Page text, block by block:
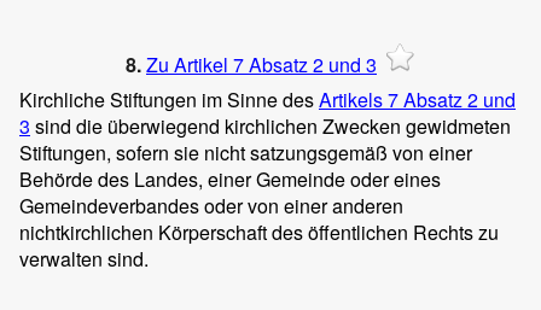
8.Zu Artikel 7 Absatz 2 und 3
Kirchliche Stiftungen im Sinne desArtikels 7 Absatz 2 und
3 sind die überwiegend kirchlichen Zwecken gewidmeten
Stiftungen, sofern sie nicht satzungsgemäß von einer
Behörde des Landes, einer Gemeinde oder eines
Gemeindeverbandes oder von einer anderen
nichtkirchlichen Körperschaft des öffentlichen Rechts zu
verwalten sind.